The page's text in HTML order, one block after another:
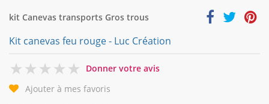
kit Canevas transports Gros trous
Kit canevas feu rouge - Luc Création
0
Donner votre avis
Ajouter à mes favoris